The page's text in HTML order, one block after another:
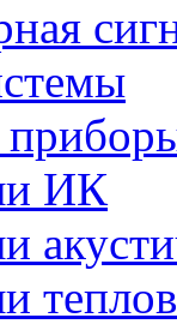
ИК